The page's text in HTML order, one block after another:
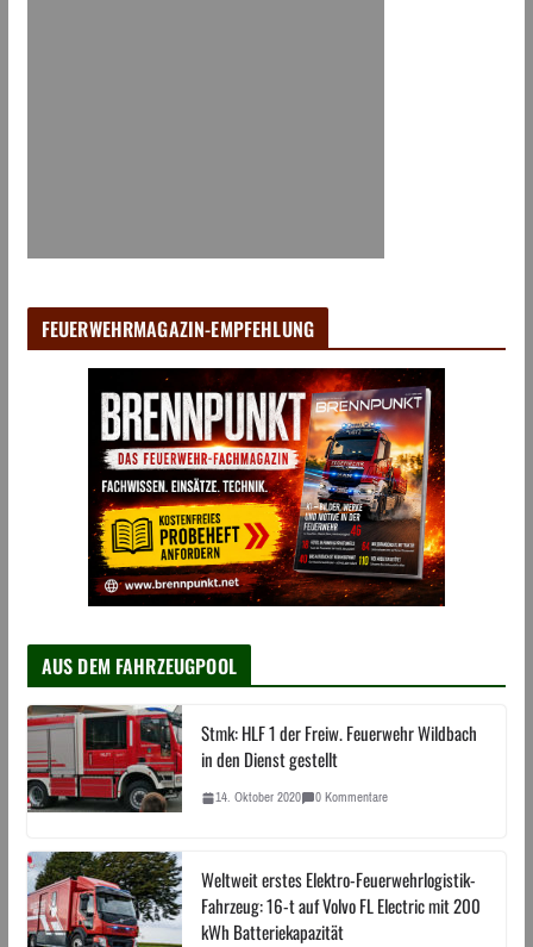
FEUERWEHRMAGAZIN-EMPFEHLUNG
AUS DEM FAHRZEUGPOOL
Stmk: HLF 1 der Freiw. Feuerwehr Wildbach
in den Dienst gestellt
14. Oktober 2020 0 Kommentare
Weltweit erstes Elektro-Feuerwehrlogistik-
Fahrzeug: 16-t auf Volvo FL Electric mit 200
kWh Batteriekapazität